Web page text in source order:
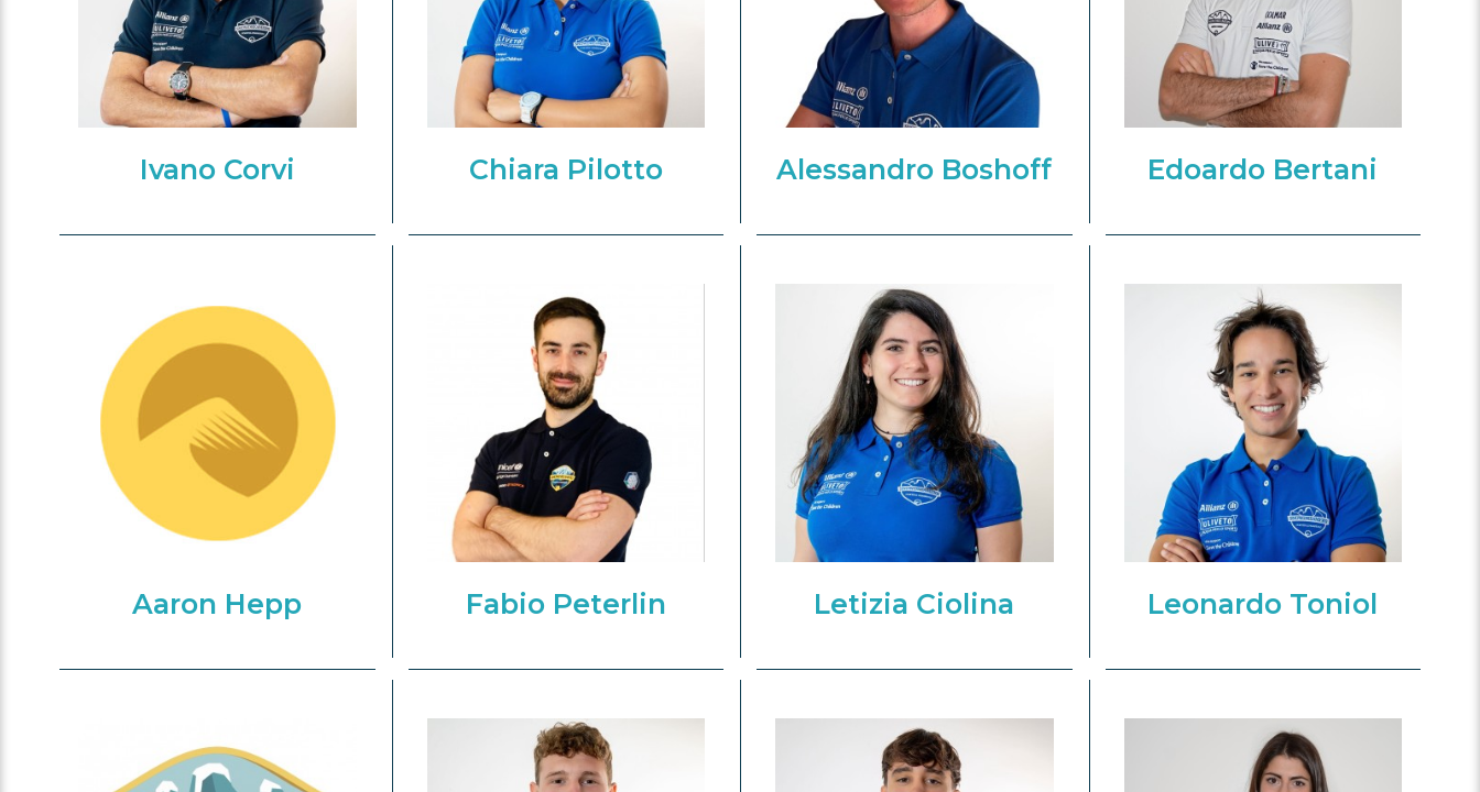
Ivano Corvi Chiara Pilotto Alessandro Boshoff Edoardo Bertani
Aaron Hepp Fabio Peterlin Letizia Ciolina Leonardo Toniol